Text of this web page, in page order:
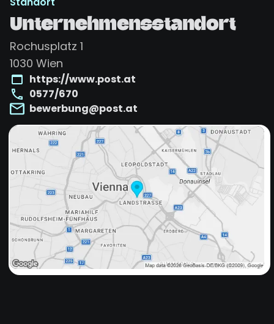
Unternehmensstandort
Rochusplatz 1
1030 Wien
https://www.post.at
0577/670
bewerbung@post.at